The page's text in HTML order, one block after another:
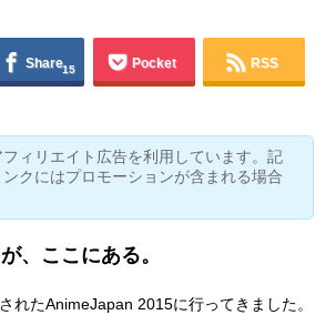
Share15 Pocket RSS
ィリエイト広告を利用しています。記
クにはプロモーションが含まれる場合
、ここにある。
れたAnimeJapan 2015に行ってきました。